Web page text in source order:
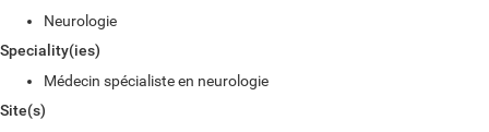
Neurologie
Speciality(ies)
Médecin spécialiste en neurologie
Site(s)